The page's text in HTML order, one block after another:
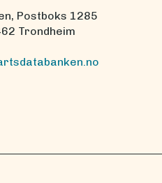
Postboks 1285
Trondheim